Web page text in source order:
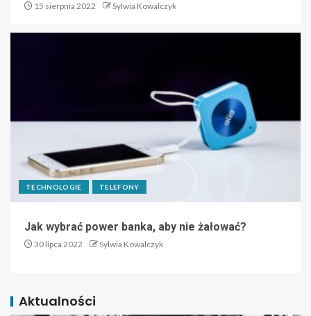
15 sierpnia 2022 Sylwia Kowalczyk
TECHNOLOGIE TELEFONY
Jak wybrać power banka, aby nie żałować?
30 lipca 2022 Sylwia Kowalczyk
Aktualności